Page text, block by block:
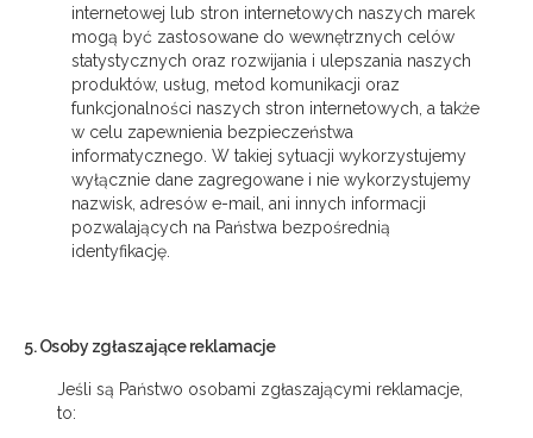
internetowej lub stron internetowych naszych marek
mogą być zastosowane do wewnętrznych celów
statystycznych oraz rozwijania i ulepszania naszych
produktów, usług, metod komunikacji oraz
funkcjonalności naszych stron internetowych, a także
w celu zapewnienia bezpieczeństwa
informatycznego. W takiej sytuacji wykorzystujemy
wyłącznie dane zagregowane i nie wykorzystujemy
nazwisk, adresów e-mail, ani innych informacji
pozwalających na Państwa bezpośrednią
identyfikację.
5. Osoby zgłaszające reklamacje
Jeśli są Państwo osobami zgłaszającymi reklamacje,
to: